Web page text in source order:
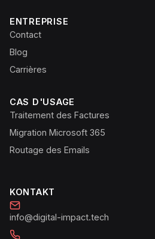
ENTREPRISE
Contact
Blog
Carrières
CAS D'USAGE
Traitement des Factures
Migration Microsoft 365
Routage des Emails
KONTAKT
info@digital-impact.tech